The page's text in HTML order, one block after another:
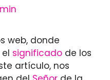
web, donde
significado de los
artículo, nos